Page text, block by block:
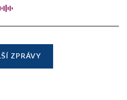
ZPRÁVY